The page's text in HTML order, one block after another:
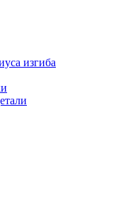
изгиба